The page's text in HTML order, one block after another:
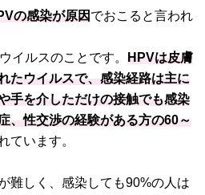
の感染が原因 でおこると言われ
イルスのことです。
HPVは皮膚
たウイルスで、感染経路は主に
手を介しただけの接触でも感染
、性交渉の経験がある方の60～
ています。
難しく、感染しても90%の人は